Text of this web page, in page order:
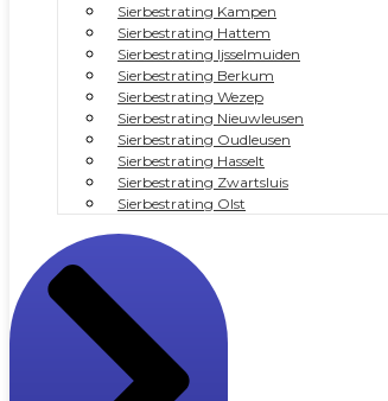
Sierbestrating Kampen
Sierbestrating Hattem
Sierbestrating Ijsselmuiden
Sierbestrating Berkum
Sierbestrating Wezep
Sierbestrating Nieuwleusen
Sierbestrating Oudleusen
Sierbestrating Hasselt
Sierbestrating Zwartsluis
Sierbestrating Olst